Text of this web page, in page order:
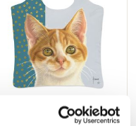
Vouwtas: Franciens katten,